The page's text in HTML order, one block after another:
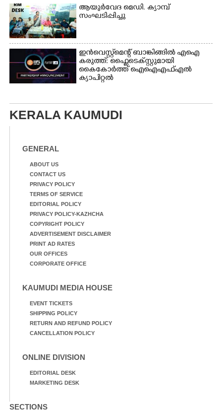
ആയുർവേദ മെഡി. ക്യാമ്പ്
സംഘടിപ്പിച്ചു
ഇൻവെസ്റ്റ്മെന്റ് ബാങ്കിങ്ങിൽ എഐ
കരുത്ത്: ഫ്ലൈടെക്സ്റ്റുമായി
കൈകോർത്ത് ഐഐഎഫ്എൽ
ക്യാപിറ്റൽ
KERALA KAUMUDI
GENERAL
ABOUT US
CONTACT US
PRIVACY POLICY
TERMS OF SERVICE
EDITORIAL POLICY
PRIVACY POLICY-KAZHCHA
COPYRIGHT POLICY
ADVERTISEMENT DISCLAIMER
PRINT AD RATES
OUR OFFICES
CORPORATE OFFICE
KAUMUDI MEDIA HOUSE
EVENT TICKETS
SHIPPING POLICY
RETURN AND REFUND POLICY
CANCELLATION POLICY
ONLINE DIVISION
EDITORIAL DESK
MARKETING DESK
SECTIONS